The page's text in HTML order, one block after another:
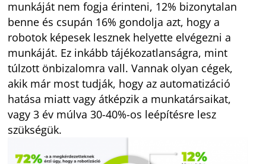
munkáját nem fogja érinteni, 12% bizonytalan
benne és csupán 16% gondolja azt, hogy a
robotok képesek lesznek helyette elvégezni a
munkáját. Ez inkább tájékozatlanságra, mint
túlzott önbizalomra vall. Vannak olyan cégek,
akik már most tudják, hogy az automatizáció
hatása miatt vagy átképzik a munkatársaikat,
vagy 3 év múlva 30-40%-os leépítésre lesz
szükségük.